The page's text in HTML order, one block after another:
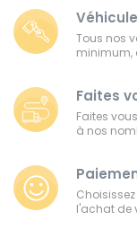
Tous nos
minimum,
Faites
Faites
à nos
l'achat de